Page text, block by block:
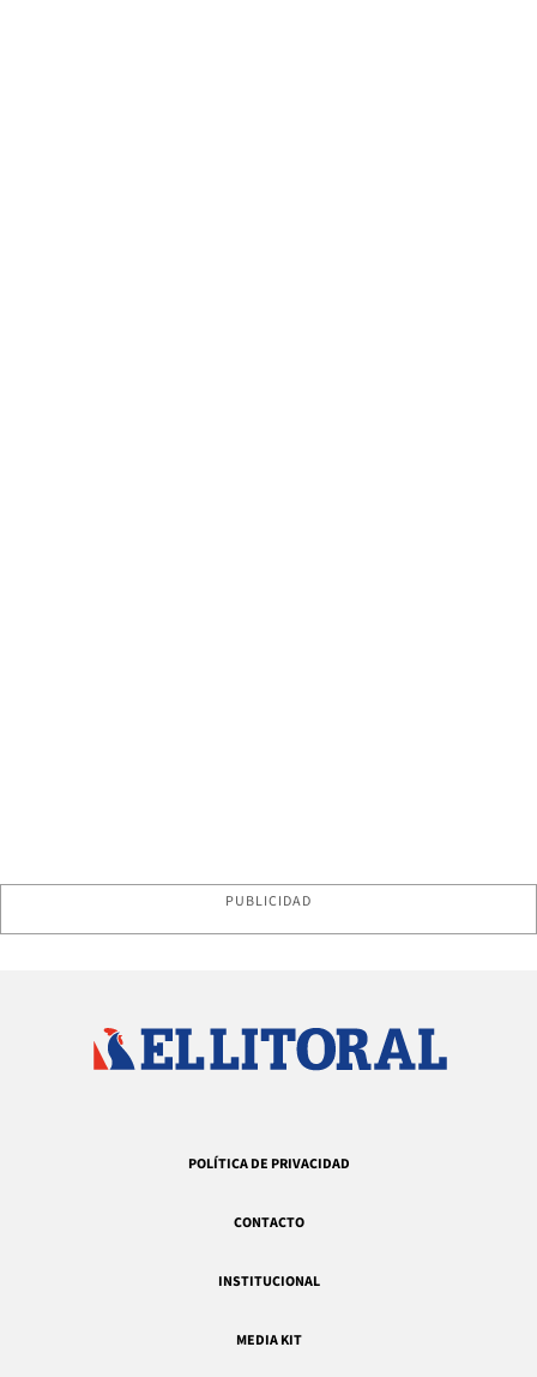
PUBLICIDAD
POLÍTICA DE PRIVACIDAD
CONTACTO
INSTITUCIONAL
MEDIA KIT